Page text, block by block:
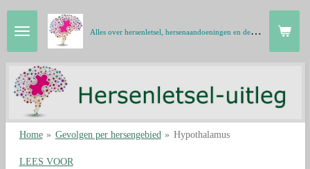
Ga
direct
naar
hoofdinhoud
A
lles over hersenletsel, hersenaandoeningen en de hersenen in gewone taal
Home » Gevolgen per hersengebied » Hypothalamus
LEES VOOR